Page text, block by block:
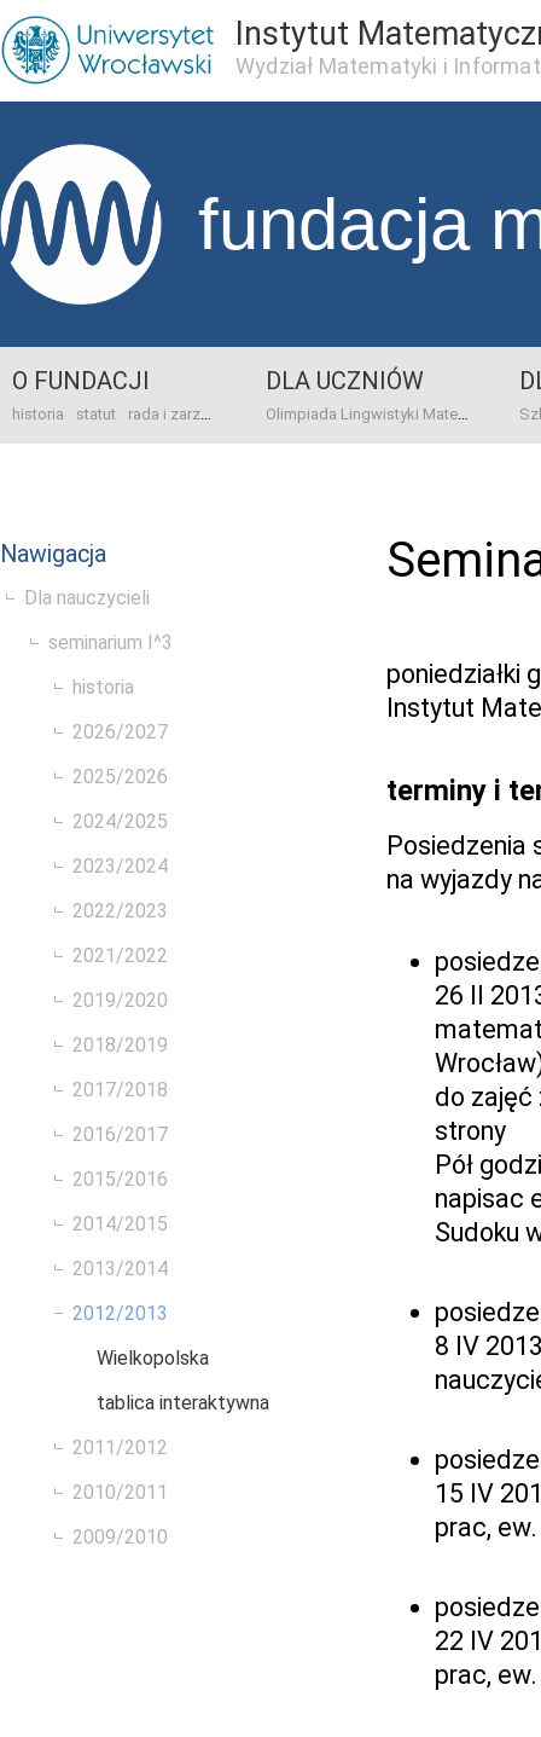
Instytut
Wydział Matematyki i
fundacja
O FUNDACJI
historia statut rada i zarząd dane bankowo-adresowe kontakt
DLA UCZNIÓW
Olimpiada Lingwistyki Matematycznej
Nawigacja
Dla nauczycieli
seminarium I^3
historia
2026/2027
2025/2026
2024/2025
2023/2024
2022/2023
2021/2022
2019/2020
2018/2019
2017/2018
2016/2017
2015/2016
2014/2015
2013/2014
2012/2013
Wielkopolska
tablica interaktywna
2011/2012
2010/2011
2009/2010
poniedziałki
Instytut
terminy i
Posiedzenia
na wyjazdy
26 II
do zajęć
strony
Pół
napisac
Sudoku
8 IV
15 IV
prac,
22 IV
prac,